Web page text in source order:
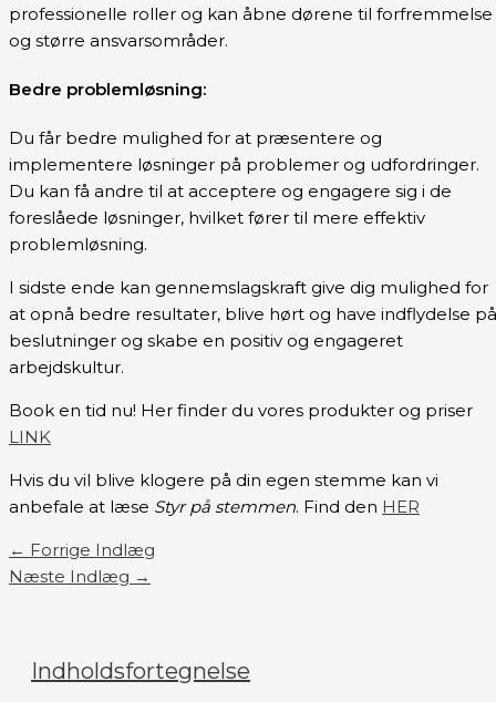
professionelle roller og kan åbne dørene til forfremmelse
og større ansvarsområder.
Bedre problemløsning:
Du får bedre mulighed for at præsentere og
implementere løsninger på problemer og udfordringer.
Du kan få andre til at acceptere og engagere sig i de
foreslåede løsninger, hvilket fører til mere effektiv
problemløsning.
I sidste ende kan gennemslagskraft give dig mulighed for
at opnå bedre resultater, blive hørt og have indflydelse på
beslutninger og skabe en positiv og engageret
arbejdskultur.
Book en tid nu! Her finder du vores produkter og priser
LINK
Hvis du vil blive klogere på din egen stemme kan vi
anbefale at læse Styr på stemmen. Find den HER
← Forrige Indlæg
Næste Indlæg →
Indholdsfortegnelse